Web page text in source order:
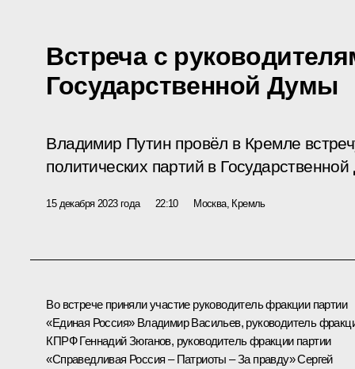
Встреча с
Государственной Думы
Владимир Путин провёл в Кремле
политических партий в
15 декабря 2023 года 22:10 Москва, Кремль
Во встрече приняли участие руководитель фракции партии
«Единая Россия» Владимир Васильев, руководитель
КПРФГеннадий Зюганов, руководитель фракции партии
«Справедливая Россия – Патриоты – За правду»Сергей